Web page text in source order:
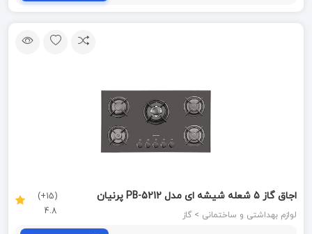
اجاق گاز 5 شعله شیشه ای مدل PB-5212 پرنیان
PARNIAN STEEL
لوازم بهداشتی و ساختمانی > گاز
(15+)
4.8